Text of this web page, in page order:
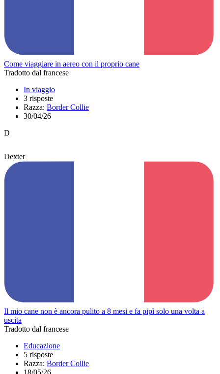
Come viaggiare in aereo con il proprio cane
Tradotto dal francese
In viaggio
3 risposte
Razza: Border Collie
30/04/26
D
Dexter
Il mio cane non è ancora pulito a 8 mesi e fa pipì solo una volta a
uscita
Tradotto dal francese
Educazione
5 risposte
Razza: Border Collie
18/05/26